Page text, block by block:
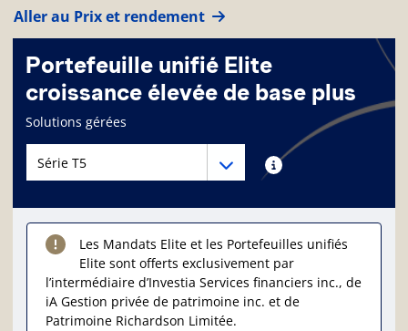
Aller au Prix et rendement
Portefeuille unifié Elite
croissance élevée de base plus
Page d'informations sur le fonds
Solutions gérées
Menu déroulant des séries du Fonds Renseignements
Menu déroulant des séries du Fonds
Les Mandats Elite et les Portefeuilles unifiés
Elite sont offerts exclusivement par
l’intermédiaire d’Investia Services financiers inc., de
iA Gestion privée de patrimoine inc. et de
Patrimoine Richardson Limitée.